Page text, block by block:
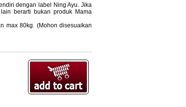
dengan label Ning Ayu. Jika
berarti bukan produk Mama
max 80kg. (Mohon disesuaikan